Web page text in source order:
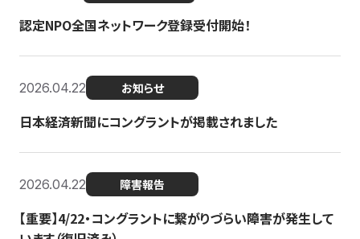
認定NPO全国ネットワーク登録受付開始！
2026.04.22 お知らせ
日本経済新聞にコングラントが掲載されました
2026.04.22 障害報告
【重要】4/22・コングラントに繋がりづらい障害が発生して